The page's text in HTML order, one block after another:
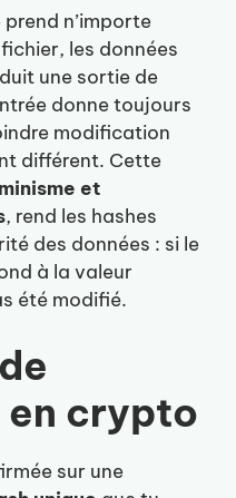
n’importe
les données
une sortie de
donne toujours
modification
différent. Cette
et
, rend les hashes
des données : si le
à la valeur
été modifié.
crypto
sur une